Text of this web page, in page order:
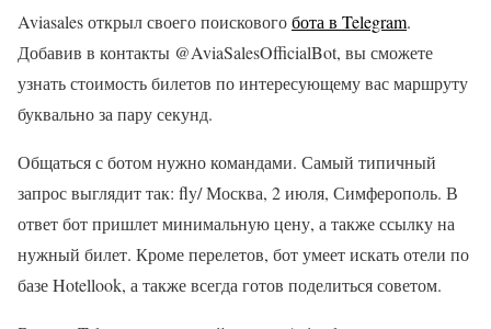
Aviasales открыл своего поисковогобота в Telegram.
Добавив в контакты @AviaSalesOfficialBot, вы сможете
узнать стоимость билетов по интересующему вас маршруту
буквально за пару секунд.
Общаться с ботом нужно командами. Самый типичный
запрос выглядит так: fly/ Москва, 2 июля, Симферополь. В
ответ бот пришлет минимальную цену, а также ссылку на
нужный билет. Кроме перелетов, бот умеет искать отели по
базе Hotellook, а также всегда готов поделиться советом.